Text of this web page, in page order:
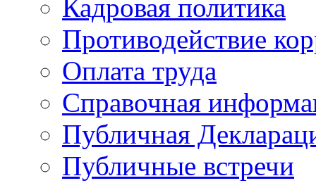
Кадровая политика
Противодействие
Оплата труда
Справочная
Публичная
Публичные встречи